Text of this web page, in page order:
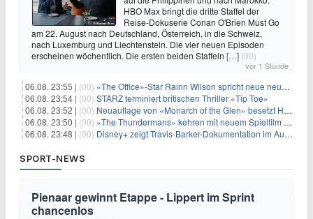
HBO Max bringt die dritte Staffel der
Reise-Dokuserie Conan O'Brien Must Go
am 22. August nach Deutschland, Österreich, in die Schweiz,
nach Luxemburg und Liechtenstein. Die vier neuen Episoden
erscheinen wöchentlich. Die ersten beiden Staffeln […] (00)
vor 1 Stunde
06.08. 23:55 | (00) «The Office»-Star Rainn Wilson spricht neue neuseeländische Serie «Settling»
06.08. 23:54 | (00) STARZ terminiert britischen Thriller «Tip Toe»
06.08. 23:52 | (00) Neuauflage von «Monarch of the Glen» besetzt Hauptrollen
06.08. 23:50 | (00) «The Thundermans» kehren mit neuem Spielfilm zurück
06.08. 23:48 | (00) Disney+ zeigt Travis-Barker-Dokumentation im August
SPORT-NEWS
Pienaar gewinnt Etappe - Lippert im Sprint
chancenlos